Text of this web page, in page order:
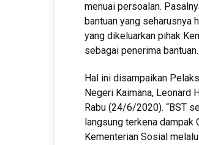
menuai persoalan.
bantuan yang seharusnya
yang dikeluarkan pihak
sebagai penerima bantuan.
Hal ini disampaikan
Negeri Kaimana, Leonard
Rabu (24/6/2020). “BST
langsung terkena dampak
Kementerian Sosial